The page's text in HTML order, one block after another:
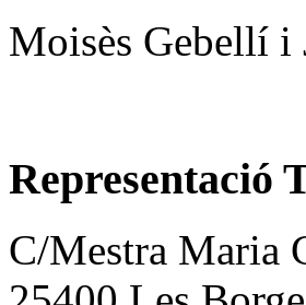
Moisès Gebellí i
Representació
C/Mestra Maria